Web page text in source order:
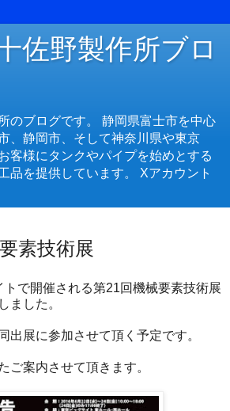
佐野製作所ブロ
のブログです。 静岡県富士市を中心
、静岡市、そして神奈川県や東京
客様にタンクやパイプを始めとする
品を提供しています。 Xアカウント
素技術展
で開催される第21回機械要素技術展
ました。
出展に参加させて頂く予定です。
ご案内させて頂きます。